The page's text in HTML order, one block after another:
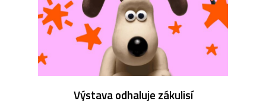
Výstava odhaluje zákulisí